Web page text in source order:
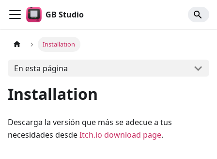
GB Studio
Installation
En esta página
Installation
Descarga la versión que más se adecue a tus
necesidades desdeItch.io download page.